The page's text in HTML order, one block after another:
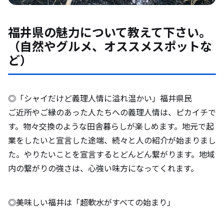
福井県の魅力について教えて下さい。
（自然やグルメ、オススメスポットな
ど）
◎「シャイだけど義理人情に溢れ温かい」福井県民
ご近所やご縁のあった人たちへの義理人情は、ピカイチで
す。物々交換のような田舎暮らしが楽しめます。地元で起
業をしたいと宣言した途端、続々と人の紹介が始まりまし
た。やりたいことを宣言するとどんどん繋がります。地域
内の繋がりの強さは、心強い味方になってくれます。
◎美味しい福井は「超軟水がすべての始まり」